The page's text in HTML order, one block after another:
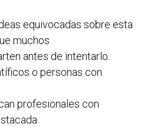
equivocadas sobre esta
muchos
antes de intentarlo.
o personas con
profesionales con